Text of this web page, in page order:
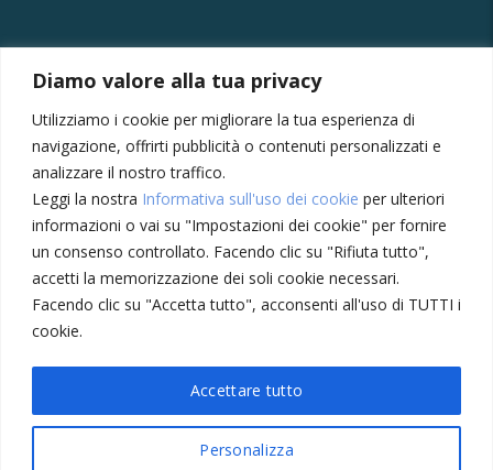
Diamo valore alla tua privacy
Utilizziamo i cookie per migliorare la tua esperienza di
navigazione, offrirti pubblicità o contenuti personalizzati e
analizzare il nostro traffico.
Leggi la nostra Informativa sull'uso dei cookie per ulteriori
informazioni o vai su "Impostazioni dei cookie" per fornire
un consenso controllato. Facendo clic su "Rifiuta tutto",
accetti la memorizzazione dei soli cookie necessari.
Facendo clic su "Accetta tutto", acconsenti all'uso di TUTTI i
cookie.
Personalizza
Accettare tutto
CONTATTI
+39 041430239
+39 3355410024
amministrazione@meccatronicasanmarco.it
Lun - Ven: 8:30 - 12:30, 14:00 - 18:30
Sabato: 8:30 - 12:30
Privacy Policy Cookie